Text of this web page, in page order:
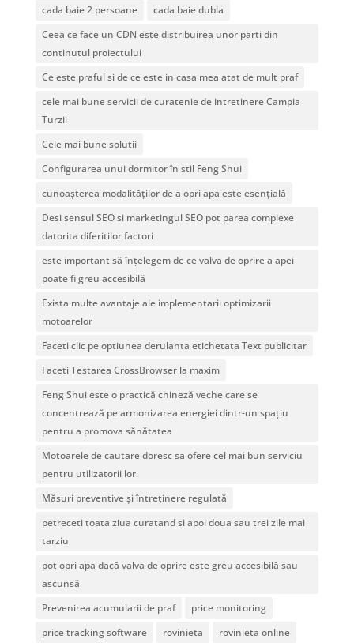
cada baie 2 persoane
cada baie dubla
Ceea ce face un CDN este distribuirea unor parti din
continutul proiectului
Ce este praful si de ce este in casa mea atat de mult praf
cele mai bune servicii de curatenie de intretinere Campia
Turzii
Cele mai bune soluții
Configurarea unui dormitor în stil Feng Shui
cunoașterea modalităților de a opri apa este esențială
Desi sensul SEO si marketingul SEO pot parea complexe
datorita diferitilor factori
este important să înțelegem de ce valva de oprire a apei
poate fi greu accesibilă
Exista multe avantaje ale implementarii optimizarii
motoarelor
Faceti clic pe optiunea derulanta etichetata Text publicitar
Faceti Testarea CrossBrowser la maxim
Feng Shui este o practică chineză veche care se
concentrează pe armonizarea energiei dintr-un spațiu
pentru a promova sănătatea
Motoarele de cautare doresc sa ofere cel mai bun serviciu
pentru utilizatorii lor.
Măsuri preventive și întreținere regulată
petreceti toata ziua curatand si apoi doua sau trei zile mai
tarziu
pot opri apa dacă valva de oprire este greu accesibilă sau
ascunsă
Prevenirea acumularii de praf
price monitoring
price tracking software
rovinieta
rovinieta online